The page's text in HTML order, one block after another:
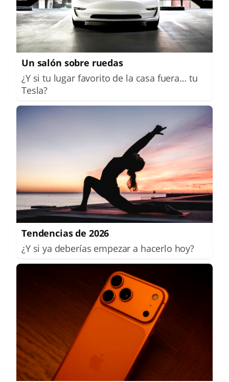
Un salón sobre ruedas
¿Y si tu lugar favorito de la casa fuera… tu
Tesla?
Tendencias de 2026
¿Y si ya deberías empezar a hacerlo hoy?